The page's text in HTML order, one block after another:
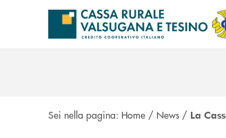
Salta al contenuto principale
Sei nella pagina: Home / News / La